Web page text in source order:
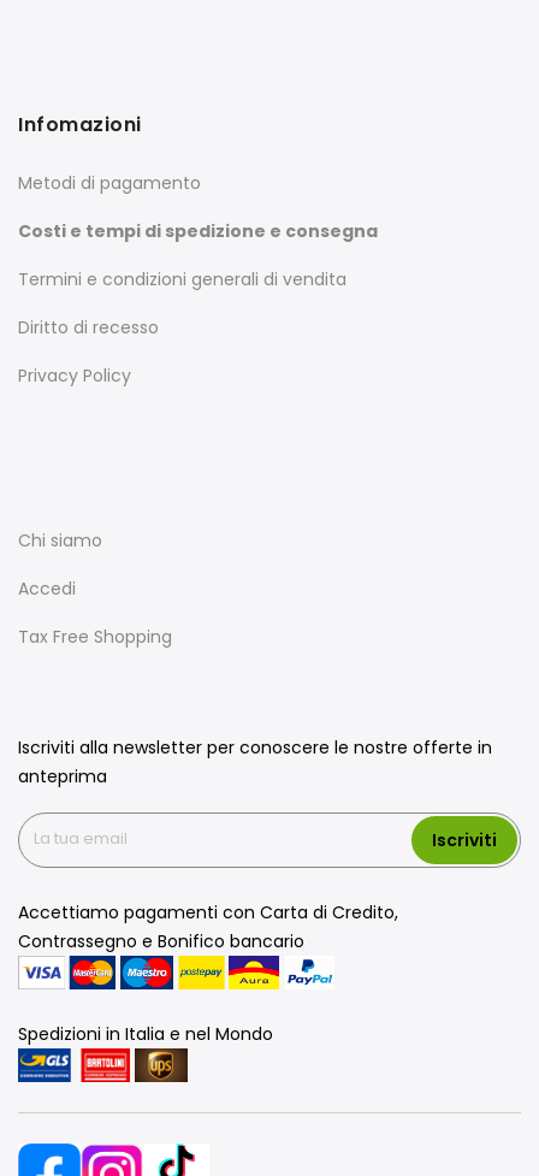
Infomazioni
Metodi di pagamento
Costi e tempi di spedizione e consegna
Termini e condizioni generali di vendita
Diritto di recesso
Privacy Policy
Chi siamo
Accedi
Tax Free Shopping
Iscriviti alla newsletter per conoscere le nostre offerte in
anteprima
Iscriviti
Accettiamo pagamenti con Carta di Credito,
Contrassegno e Bonifico bancario
Spedizioni in Italia e nel Mondo